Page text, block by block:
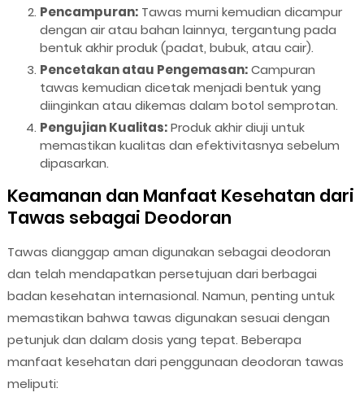
Pencampuran:Tawas murni kemudian dicampur
dengan air atau bahan lainnya, tergantung pada
bentuk akhir produk (padat, bubuk, atau cair).
Pencetakan atau Pengemasan:Campuran
tawas kemudian dicetak menjadi bentuk yang
diinginkan atau dikemas dalam botol semprotan.
Pengujian Kualitas:Produk akhir diuji untuk
memastikan kualitas dan efektivitasnya sebelum
dipasarkan.
Keamanan dan Manfaat Kesehatan dari
Tawas sebagai Deodoran
Tawas dianggap aman digunakan sebagai deodoran
dan telah mendapatkan persetujuan dari berbagai
badan kesehatan internasional. Namun, penting untuk
memastikan bahwa tawas digunakan sesuai dengan
petunjuk dan dalam dosis yang tepat. Beberapa
manfaat kesehatan dari penggunaan deodoran tawas
meliputi: